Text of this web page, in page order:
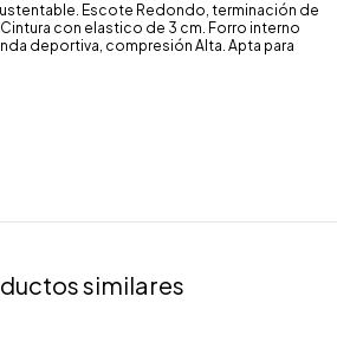
Escote Redondo, terminación de
con elastico de 3 cm. Forro interno
deportiva, compresión Alta. Apta para
similares